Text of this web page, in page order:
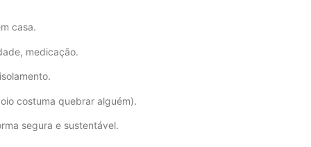
casa.
medicação.
costuma quebrar alguém).
segura e sustentável.